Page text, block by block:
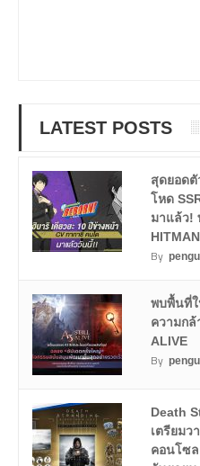
LATEST POSTS
สุดยอดตั
โหด
มาแล้ว!
By
พบพื้นที่ใ
ความก
ALIVE
By
Death
เตรียมว
คอนโซ